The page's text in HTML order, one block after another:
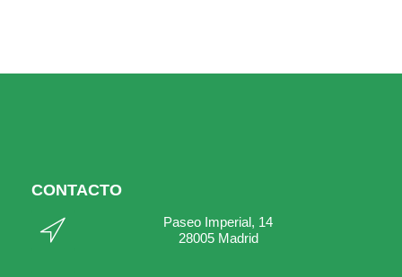
CONTACTO
Paseo Imperial, 14
28005 Madrid